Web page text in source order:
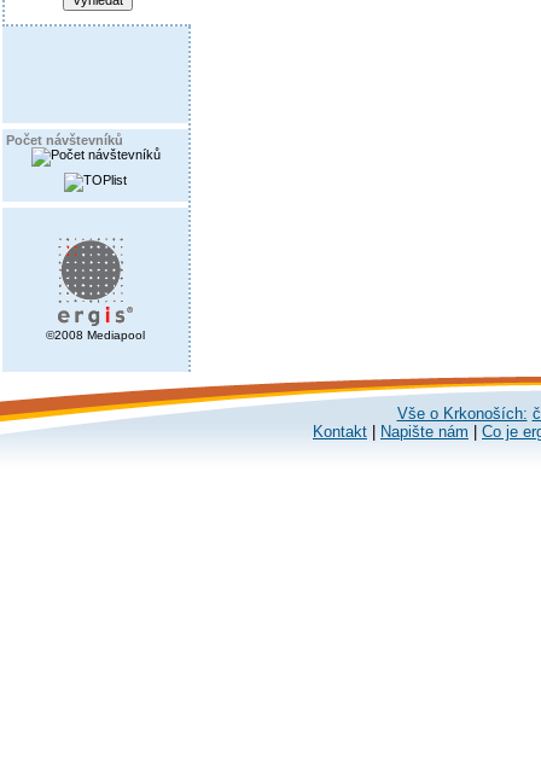
Počet návštevníků
©2008 Mediapool
Vše o Krkonoších:
Kontakt
Napište nám Co je